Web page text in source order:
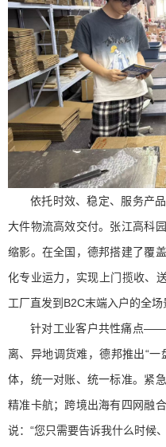
依托时效、稳定、服务产
大件物流高效交付。张江高科
缩影。在全国，德邦搭建了覆
化专业运力，实现上门揽收、
工厂直发到B2C末端入户的全场
针对工业客户共性痛点——
离、异地调货难，德邦推出“
体，统一对账、统一标准。紧
精准卡航；跨境出海有四网融
说：“您只需要告诉我什么时候